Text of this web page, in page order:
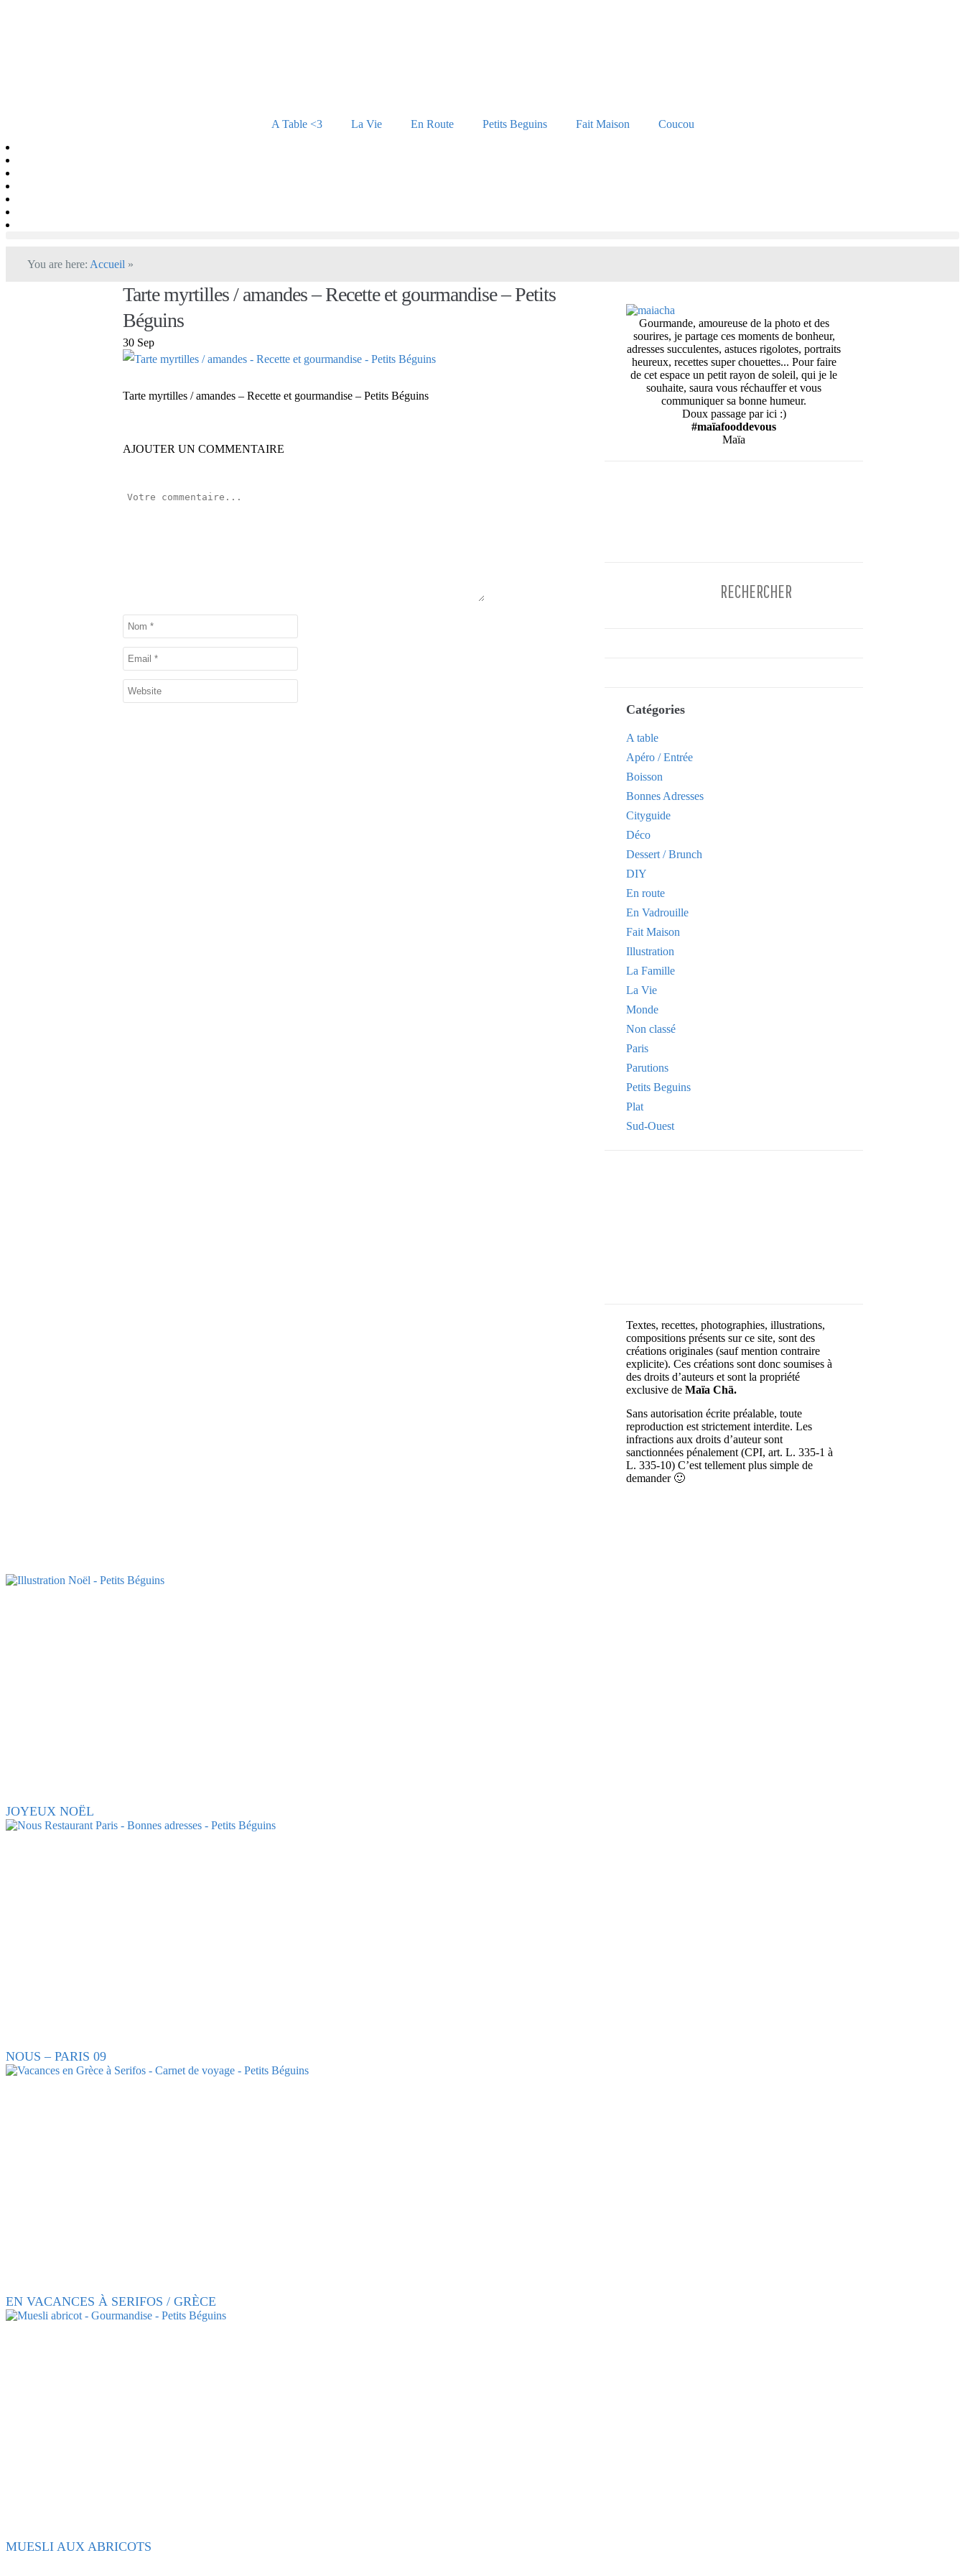
A Table <3 La Vie En Route Petits Beguins Fait Maison Coucou
You are here: Accueil »
Tarte myrtilles / amandes – Recette et gourmandise – Petits
Béguins
30 Sep
Tarte myrtilles / amandes – Recette et gourmandise – Petits Béguins
AJOUTER UN COMMENTAIRE
Gourmande, amoureuse de la photo et des
sourires, je partage ces moments de bonheur,
adresses succulentes, astuces rigolotes, portraits
heureux, recettes super chouettes... Pour faire
de cet espace un petit rayon de soleil, qui je le
souhaite, saura vous réchauffer et vous
communiquer sa bonne humeur.
Doux passage par ici :)
#maïafooddevous
Maïa
Catégories
A table
Apéro / Entrée
Boisson
Bonnes Adresses
Cityguide
Déco
Dessert / Brunch
DIY
En route
En Vadrouille
Fait Maison
Illustration
La Famille
La Vie
Monde
Non classé
Paris
Parutions
Petits Beguins
Plat
Sud-Ouest
Textes, recettes, photographies, illustrations,
compositions présents sur ce site, sont des
créations originales (sauf mention contraire
explicite). Ces créations sont donc soumises à
des droits d’auteurs et sont la propriété
exclusive de Maïa Chä.
Sans autorisation écrite préalable, toute
reproduction est strictement interdite. Les
infractions aux droits d’auteur sont
sanctionnées pénalement (CPI, art. L. 335-1 à
L. 335-10) C’est tellement plus simple de
demander 🙂
JOYEUX NOËL
NOUS – PARIS 09
EN VACANCES À SERIFOS / GRÈCE
MUESLI AUX ABRICOTS